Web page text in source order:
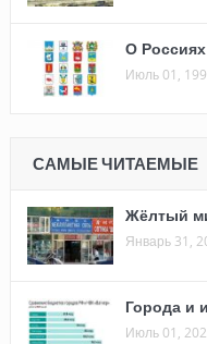
О Россиях
Июль 01,
САМЫЕ ЧИТАЕМЫЕ
Жёлтый
Январь 31,
Города и
Июль 01,